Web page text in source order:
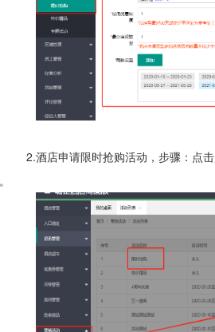
店申请限时抢购活动，步骤：点击后